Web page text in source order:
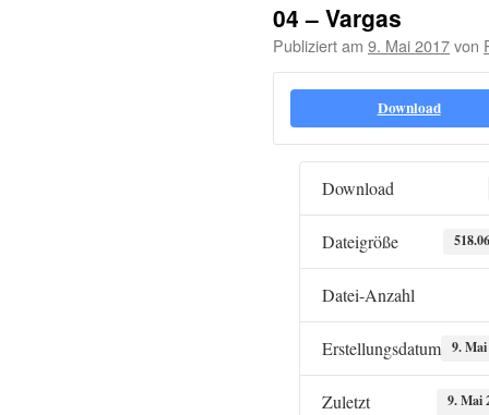
04 – Vargas
Publiziert am 9. Mai 2017von
Download
Download
Dateigröße
Datei-Anzahl
Erstellungsdatum 9. Mai
Zuletzt
9. Mai